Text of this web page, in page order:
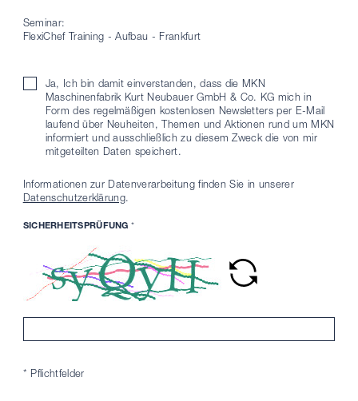
Seminar:
FlexiChef Training - Aufbau - Frankfurt
Ja, Ich bin damit einverstanden, dass die MKN
Maschinenfabrik Kurt Neubauer GmbH & Co. KG mich in
Form des regelmäßigen kostenlosen Newsletters per E-Mail
laufend über Neuheiten, Themen und Aktionen rund um MKN
informiert und ausschließlich zu diesem Zweck die von mir
mitgeteilten Daten speichert.
Informationen zur Datenverarbeitung finden Sie in unserer
Datenschutzerklärung.
SICHERHEITSPRÜFUNG *
* Pflichtfelder